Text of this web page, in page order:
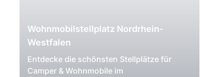
Wohnmobilstellplatz Nordrhein-
Westfalen
Entdecke die schönsten Stellplätze für
Camper & Wohnmobile im